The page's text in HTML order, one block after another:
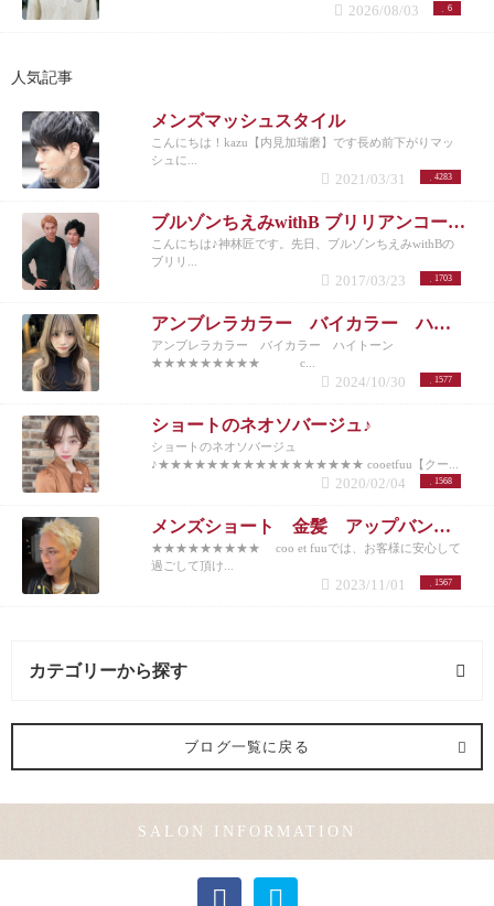
6
2026/08/03
人気記事
メンズマッシュスタイル
こんにちは！kazu【内見加瑞磨】です長め前下がりマッ
シュに...
4283
2021/03/31
ブルゾンちえみwithB ブリリアンコージ君♪
こんにちは♪神林匠です。先日、ブルゾンちえみwithBの
ブリリ...
1703
2017/03/23
アンブレラカラー バイカラー ハイトーン
アンブレラカラー バイカラー ハイトーン
★★★★★★★★★ c...
1577
2024/10/30
ショートのネオソバージュ♪
ショートのネオソバージュ
♪★★★★★★★★★★★★★★★★★ cooetfuu【クー...
1568
2020/02/04
メンズショート 金髪 アップバング 10代20代30代40代50代
★★★★★★★★★ coo et fuuでは、お客様に安心して
過ごして頂け...
1567
2023/11/01
カテゴリーから探す
ヘアメイク (1記事)
ブログ一覧に戻る
SALON INFORMATION